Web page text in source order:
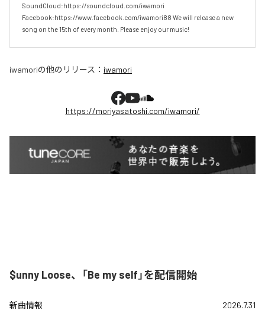
SoundCloud:https://soundcloud.com/iwamori
Facebook:https://www.facebook.com/iwamori88 We will release a new
song on the 15th of every month. Please enjoy our music!
iwamoriの他のリリース： iwamori
https://moriyasatoshi.com/iwamori/
$unny Loose、「Be my self」を配信開始
新曲情報 2026.7.31